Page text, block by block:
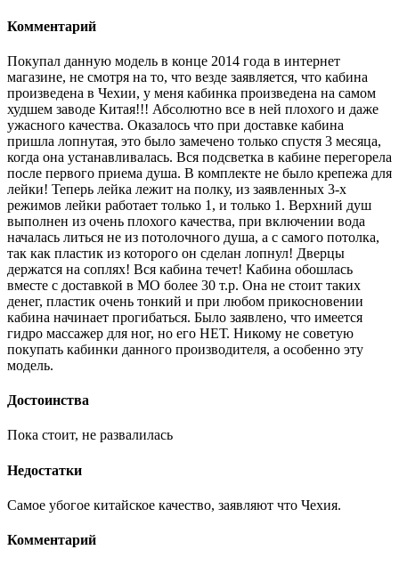
Комментарий
Покупал данную модель в конце 2014 года в интернет
магазине, не смотря на то, что везде заявляется, что кабина
произведена в Чехии, у меня кабинка произведена на самом
худшем заводе Китая!!! Абсолютно все в ней плохого и даже
ужасного качества. Оказалось что при доставке кабина
пришла лопнутая, это было замечено только спустя 3 месяца,
когда она устанавливалась. Вся подсветка в кабине перегорела
после первого приема душа. В комплекте не было крепежа для
лейки! Теперь лейка лежит на полку, из заявленных 3-х
режимов лейки работает только 1, и только 1. Верхний душ
выполнен из очень плохого качества, при включении вода
началась литься не из потолочного душа, а с самого потолка,
так как пластик из которого он сделан лопнул! Дверцы
держатся на соплях! Вся кабина течет! Кабина обошлась
вместе с доставкой в МО более 30 т.р. Она не стоит таких
денег, пластик очень тонкий и при любом прикосновении
кабина начинает прогибаться. Было заявлено, что имеется
гидро массажер для ног, но его НЕТ. Никому не советую
покупать кабинки данного производителя, а особенно эту
модель.
Достоинства
Пока стоит, не развалилась
Недостатки
Самое убогое китайское качество, заявляют что Чехия.
Комментарий